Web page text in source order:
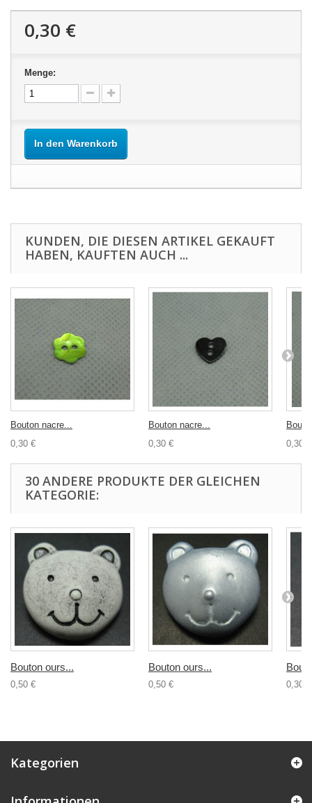
0,30 €
Menge:
In den Warenkorb
KUNDEN, DIE DIESEN ARTIKEL GEKAUFT
HABEN, KAUFTEN AUCH ...
Bouton nacre...
0,30 €
Bouton nacre...
0,30 €
0,30 €
30 ANDERE PRODUKTE DER GLEICHEN
KATEGORIE:
Bouton ours...
0,50 €
Bouton ours...
0,50 € 0,30 €
Kategorien